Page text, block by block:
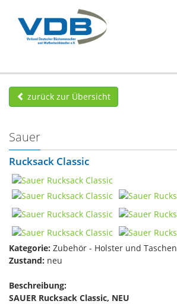
zurück zur Übersicht
Sauer
Rucksack Classic
Kategorie: Zubehör - Holster und Taschen
Zustand: neu
Beschreibung:
SAUER Rucksack Classic, NEU